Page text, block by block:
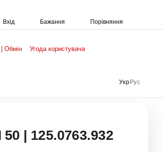
Вхід Бажання Порівняння
| Обмін Угода користувача
Укр Рус
| 125.0763.932